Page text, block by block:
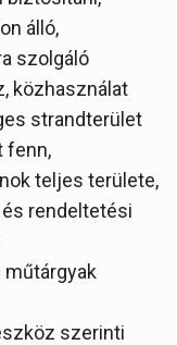
álló,
szolgáló
közhasználat
strandterület
fenn,
teljes területe,
rendeltetési
szerinti